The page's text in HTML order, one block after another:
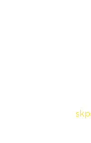
skp